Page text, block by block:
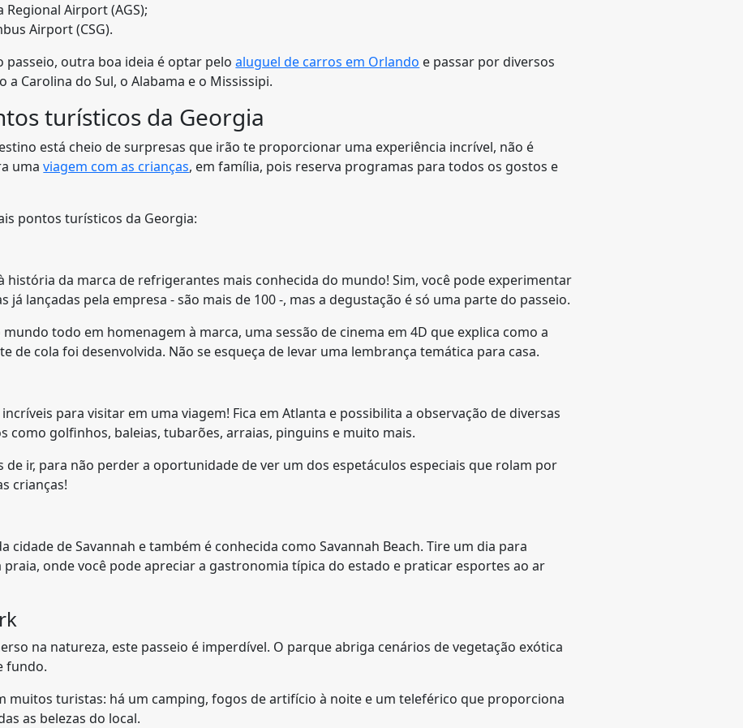
Regional Airport (AGS);
Airport (CSG).
passeio, outra boa ideia é optar peloaluguel de carros em Orlando e passar por diversos
Carolina do Sul, o Alabama e o Mississipi.
turísticos da Georgia
está cheio de surpresas que irão te proporcionar uma experiência incrível, não é
umaviagem com as crianças, em família, pois reserva programas para todos os gostos e
pontos turísticos da Georgia:
história da marca de refrigerantes mais conhecida do mundo! Sim, você pode experimentar
já lançadas pela empresa - são mais de 100 -, mas a degustação é só uma parte do passeio.
todo em homenagem à marca, uma sessão de cinema em 4D que explica como a
de cola foi desenvolvida. Não se esqueça de levar uma lembrança temática para casa.
para visitar em uma viagem! Fica em Atlanta e possibilita a observação de diversas
como golfinhos, baleias, tubarões, arraias, pinguins e muito mais.
ir, para não perder a oportunidade de ver um dos espetáculos especiais que rolam por
crianças!
cidade de Savannah e também é conhecida como Savannah Beach. Tire um dia para
praia, onde você pode apreciar a gastronomia típica do estado e praticar esportes ao ar
na natureza, este passeio é imperdível. O parque abriga cenários de vegetação exótica
fundo.
muitos turistas: há um camping, fogos de artifício à noite e um teleférico que proporciona
as belezas do local.